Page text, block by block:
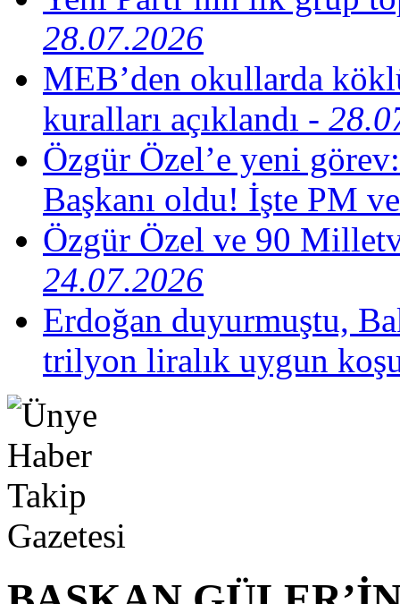
28.07.2026
MEB’den okullarda
kuralları açıklandı -
Özgür Özel’e yeni
Başkanı oldu! İşte PM
Özgür Özel ve 90
24.07.2026
Erdoğan duyurmuştu,
trilyon liralık uygun